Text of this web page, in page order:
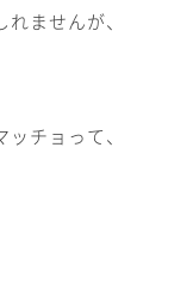
ませんが、
チョって、